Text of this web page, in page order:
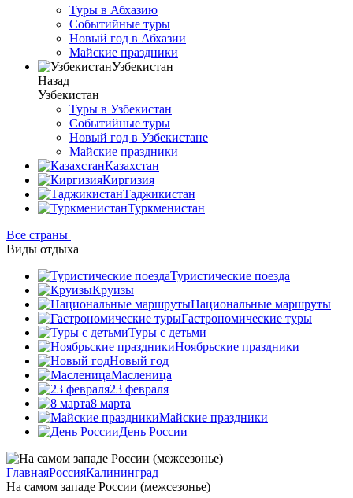
Туры в Абхазию
Событийные туры
Новый год в Абхазии
Майские праздники
Узбекистан
Назад
Узбекистан
Туры в Узбекистан
Событийные туры
Новый год в Узбекистане
Майские праздники
Казахстан
Киргизия
Таджикистан
Туркменистан
Все страны
Виды отдыха
Туристические поезда
Круизы
Национальные маршруты
Гастрономические туры
Туры с детьми
Ноябрьские праздники
Новый год
Масленица
23 февраля
8 марта
Майские праздники
День России
ГлавнаяРоссияКалининград
На самом западе России (межсезонье)